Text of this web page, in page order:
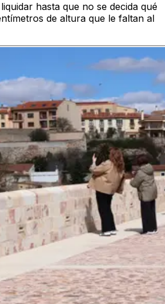
hasta que no se decida qué
de altura que le faltan al